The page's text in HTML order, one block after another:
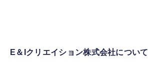
E＆Iクリエイション株式会社について